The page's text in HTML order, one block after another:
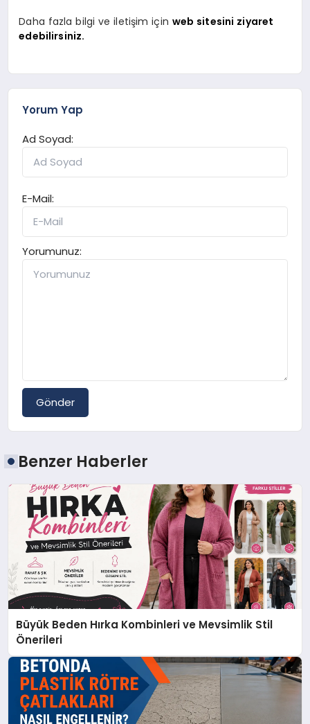
Daha fazla bilgi ve iletişim için web sitesini ziyaret
edebilirsiniz.
Yorum Yap
Ad Soyad:
E-Mail:
Yorumunuz:
Gönder
Benzer Haberler
Büyük Beden Hırka Kombinleri ve Mevsimlik Stil
Önerileri